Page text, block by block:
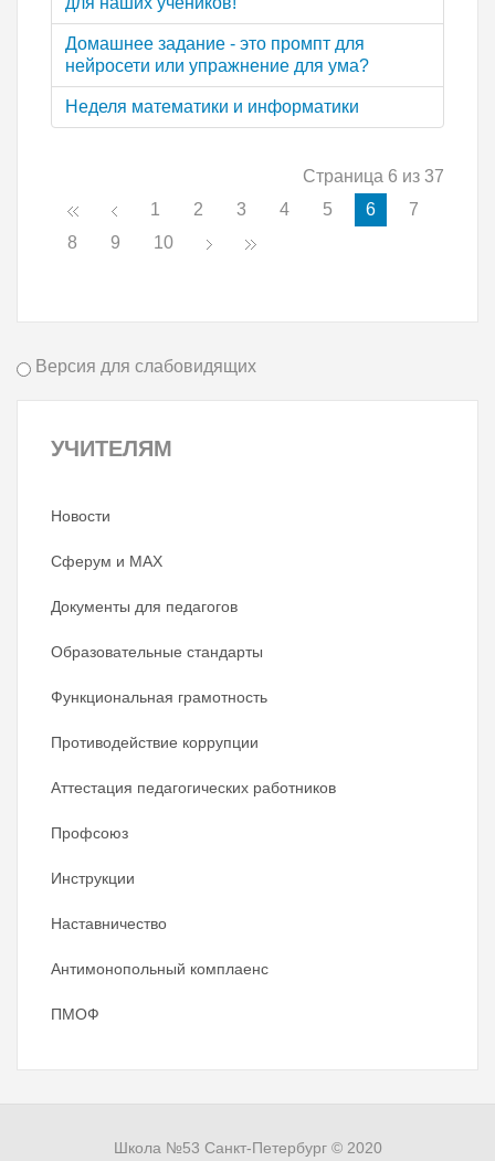
Домашнее задание - это промпт для
нейросети или упражнение для ума?
Неделя математики и информатики
Страница 6 из 37
1
2 3 4 5 6
7
8
9 10
Версия для слабовидящих
УЧИТЕЛЯМ
Новости
Сферум и MAX
Документы для педагогов
Образовательные стандарты
Функциональная грамотность
Противодействие коррупции
Аттестация педагогических работников
Профсоюз
Инструкции
Наставничество
Антимонопольный комплаенс
ПМОФ
Школа №53 Санкт-Петербург © 2020